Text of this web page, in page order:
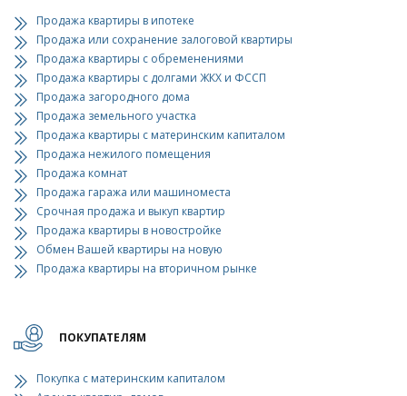
Продажа квартиры в ипотеке
Продажа или сохранение залоговой квартиры
Продажа квартиры с обременениями
Продажа квартиры с долгами ЖКХ и ФССП
Продажа загородного дома
Продажа земельного участка
Продажа квартиры с материнским капиталом
Продажа нежилого помещения
Продажа комнат
Продажа гаража или машиноместа
Срочная продажа и выкуп квартир
Продажа квартиры в новостройке
Обмен Вашей квартиры на новую
Продажа квартиры на вторичном рынке
ПОКУПАТЕЛЯМ
Покупка с материнским капиталом